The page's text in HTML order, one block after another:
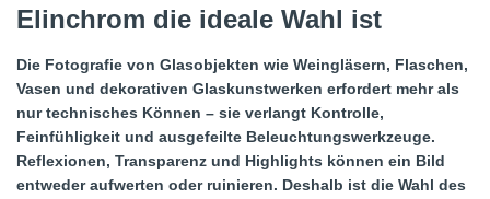
Elinchrom die ideale Wahl ist
Die Fotografie von Glasobjekten wie Weingläsern, Flaschen,
Vasen und dekorativen Glaskunstwerken erfordert mehr als
nur technisches Können – sie verlangt Kontrolle,
Feinfühligkeit und ausgefeilte Beleuchtungswerkzeuge.
Reflexionen, Transparenz und Highlights können ein Bild
entweder aufwerten oder ruinieren. Deshalb ist die Wahl des